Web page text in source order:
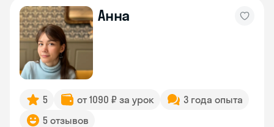
Анна
5 от 1090 ₽ за урок
3 года опыта
5 отзывов